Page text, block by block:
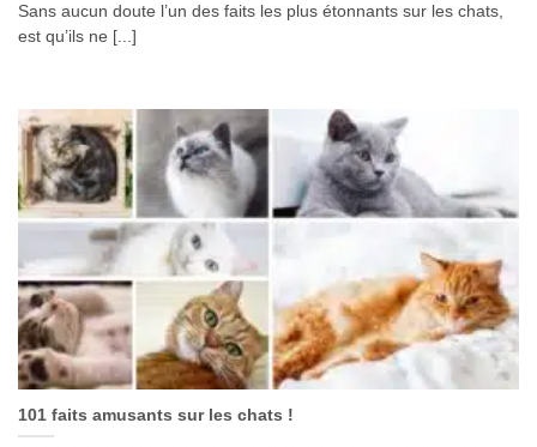
Sans aucun doute l’un des faits les plus étonnants sur les chats,
est qu’ils ne [...]
101 faits amusants sur les chats !